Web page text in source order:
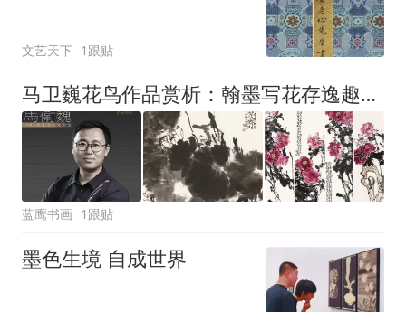
文艺天下 1跟贴
马卫巍花鸟作品赏析：翰墨写花存逸趣，丹青寄志见高怀
蓝鹰书画 1跟贴
墨色生境 自成世界